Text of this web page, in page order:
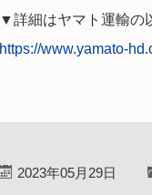
▼詳細はヤマト運輸の
https://www.yamato-
2023年05月29日